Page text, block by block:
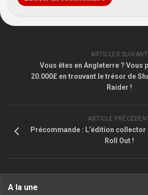
ARTICLES SUIVANT
Vous êtes en Angleterre ? Vous
20.000£ en trouvant le trésor de
Raider !
ARTICLE
Précommande : L’édition collector
Roll Out !
A la une